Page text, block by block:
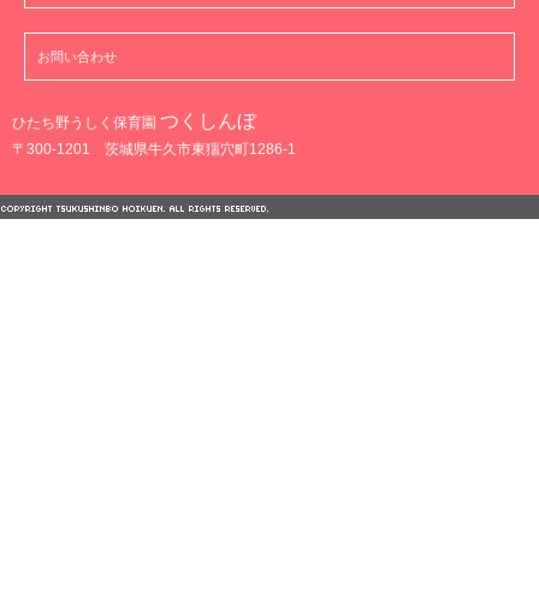
お問い合わせ
ひたち野うしく保育園 つくしんぼ
〒300-1201 茨城県牛久市東猯穴町1286-1